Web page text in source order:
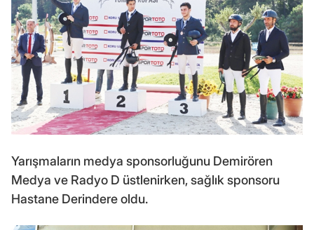
Yarışmaların medya sponsorluğunu Demirören
Medya ve Radyo D üstlenirken, sağlık sponsoru
Hastane Derindere oldu.